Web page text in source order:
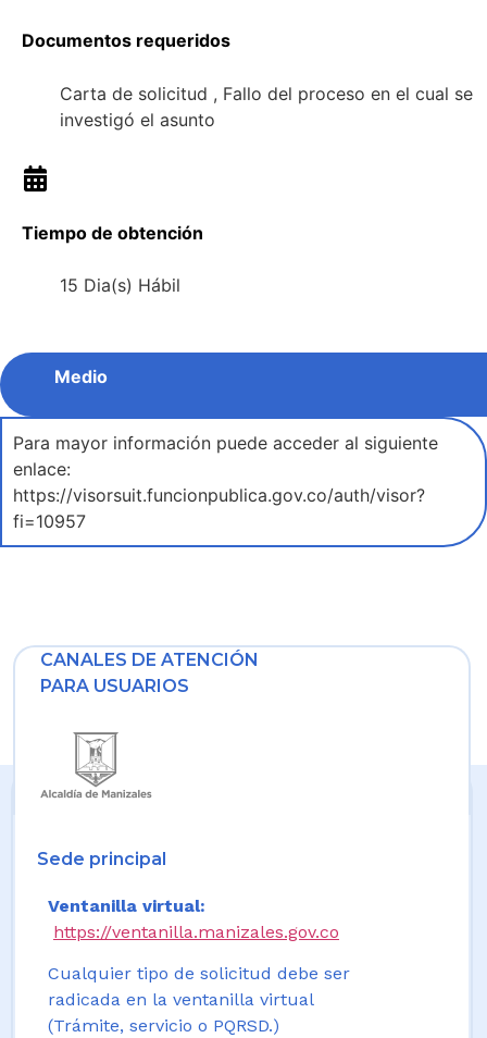
Documentos requeridos
Carta de solicitud , Fallo del proceso en el cual se
investigó el asunto
Tiempo de obtención
15 Dia(s) Hábil
Medio
Para mayor información puede acceder al siguiente
enlace:
https://visorsuit.funcionpublica.gov.co/auth/visor?
fi=10957
CANALES DE ATENCIÓN
PARA USUARIOS
Sede principal
Ventanilla virtual:
https://ventanilla.manizales.gov.co
Cualquier tipo de solicitud debe ser
radicada en la ventanilla virtual
(Trámite, servicio o PQRSD.)